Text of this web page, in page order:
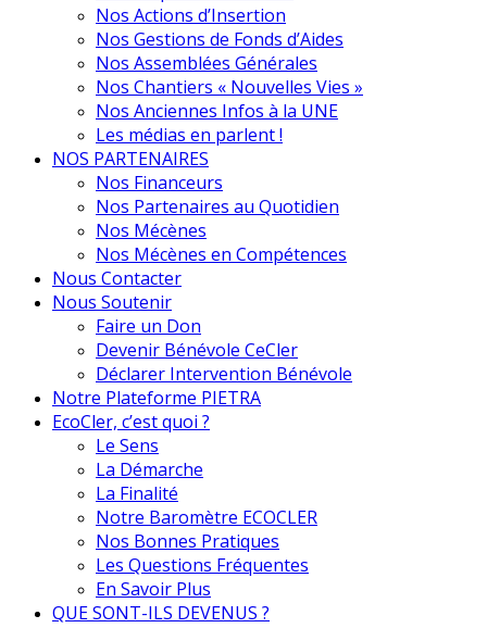
Nos Actions d’Insertion
Nos Gestions de Fonds d’Aides
Nos Assemblées Générales
Nos Chantiers « Nouvelles Vies »
Nos Anciennes Infos à la UNE
Les médias en parlent !
NOS PARTENAIRES
Nos Financeurs
Nos Partenaires au Quotidien
Nos Mécènes
Nos Mécènes en Compétences
Nous Contacter
Nous Soutenir
Faire un Don
Devenir Bénévole CeCler
Déclarer Intervention Bénévole
Notre Plateforme PIETRA
EcoCler, c’est quoi ?
Le Sens
La Démarche
La Finalité
Notre Baromètre ECOCLER
Nos Bonnes Pratiques
Les Questions Fréquentes
En Savoir Plus
QUE SONT-ILS DEVENUS ?